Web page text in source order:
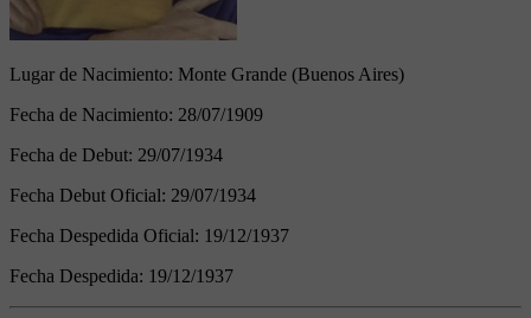
Lugar de Nacimiento: Monte Grande (Buenos Aires)
Fecha de Nacimiento: 28/07/1909
Fecha de Debut: 29/07/1934
Fecha Debut Oficial: 29/07/1934
Fecha Despedida Oficial: 19/12/1937
Fecha Despedida: 19/12/1937